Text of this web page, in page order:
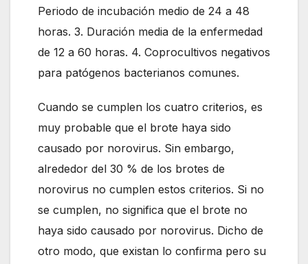
Periodo de incubación medio de 24 a 48
horas. 3. Duración media de la enfermedad
de 12 a 60 horas. 4. Coprocultivos negativos
para patógenos bacterianos comunes.
Cuando se cumplen los cuatro criterios, es
muy probable que el brote haya sido
causado por norovirus. Sin embargo,
alrededor del 30 % de los brotes de
norovirus no cumplen estos criterios. Si no
se cumplen, no significa que el brote no
haya sido causado por norovirus. Dicho de
otro modo, que existan lo confirma pero su